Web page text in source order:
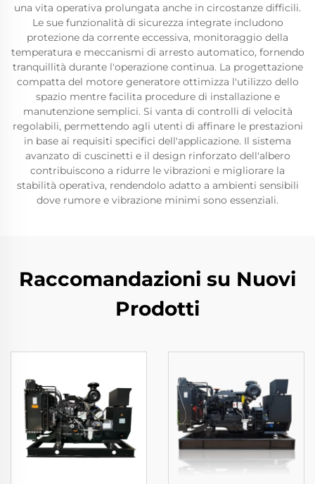
una vita operativa prolungata anche in circostanze difficili.
Le sue funzionalità di sicurezza integrate includono
protezione da corrente eccessiva, monitoraggio della
temperatura e meccanismi di arresto automatico, fornendo
tranquillità durante l'operazione continua. La progettazione
compatta del motore generatore ottimizza l'utilizzo dello
spazio mentre facilita procedure di installazione e
manutenzione semplici. Si vanta di controlli di velocità
regolabili, permettendo agli utenti di affinare le prestazioni
in base ai requisiti specifici dell'applicazione. Il sistema
avanzato di cuscinetti e il design rinforzato dell'albero
contribuiscono a ridurre le vibrazioni e migliorare la
stabilità operativa, rendendolo adatto a ambienti sensibili
dove rumore e vibrazione minimi sono essenziali.
Raccomandazioni su Nuovi
Prodotti